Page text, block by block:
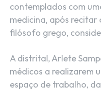
contemplados com
medicina, após recitar
filósofo grego,
A distrital, Arlete
médicos a realizarem
espaço de trabalho,